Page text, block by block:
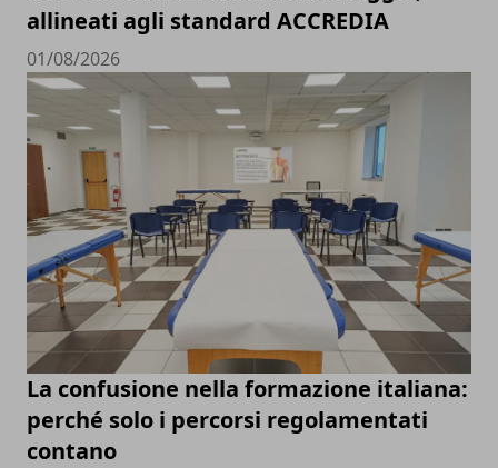
allineati agli standard ACCREDIA
01/08/2026
La confusione nella formazione italiana:
perché solo i percorsi regolamentati
contano